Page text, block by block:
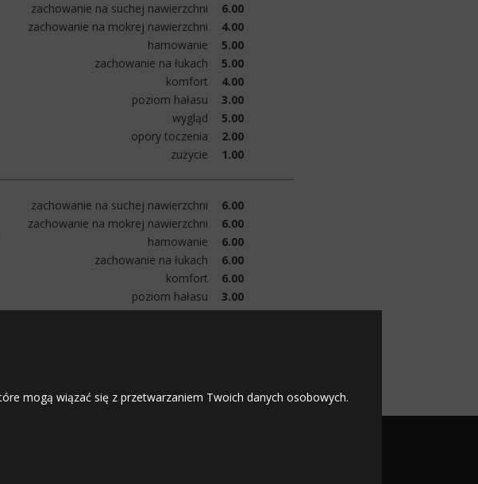
mogą wiązać się z przetwarzaniem Twoich danych osobowych.
zachowanie na suchej nawierzchni
6.00
zachowanie na mokrej nawierzchni
4.00
hamowanie
5.00
zachowanie na łukach
5.00
komfort
4.00
poziom hałasu
3.00
wygląd
5.00
opory toczenia
2.00
zużycie
1.00
zachowanie na suchej nawierzchni
6.00
zachowanie na mokrej nawierzchni
6.00
hamowanie
6.00
zachowanie na łukach
6.00
komfort
6.00
poziom hałasu
3.00
wygląd
6.00